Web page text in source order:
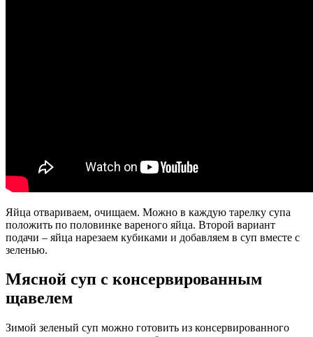
Яйца отвариваем, очищаем. Можно в каждую тарелку супа
положить по половинке вареного яйца. Второй вариант
подачи – яйца нарезаем кубиками и добавляем в суп вместе с
зеленью.
Мясной суп с консервированным
щавелем
Зимой зеленый суп можно готовить из консервированного